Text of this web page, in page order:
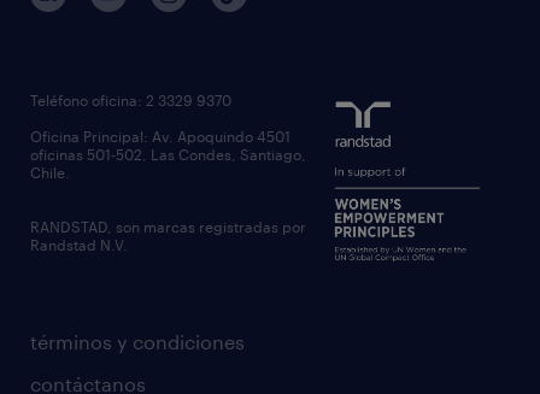
términos y condiciones
contáctanos
Teléfono oficina: 2 3329 9370
Oficina Principal: Av. Apoquindo 4501
oficinas 501-502, Las Condes, Santiago,
Chile.
RANDSTAD, son marcas registradas por
Randstad N.V.